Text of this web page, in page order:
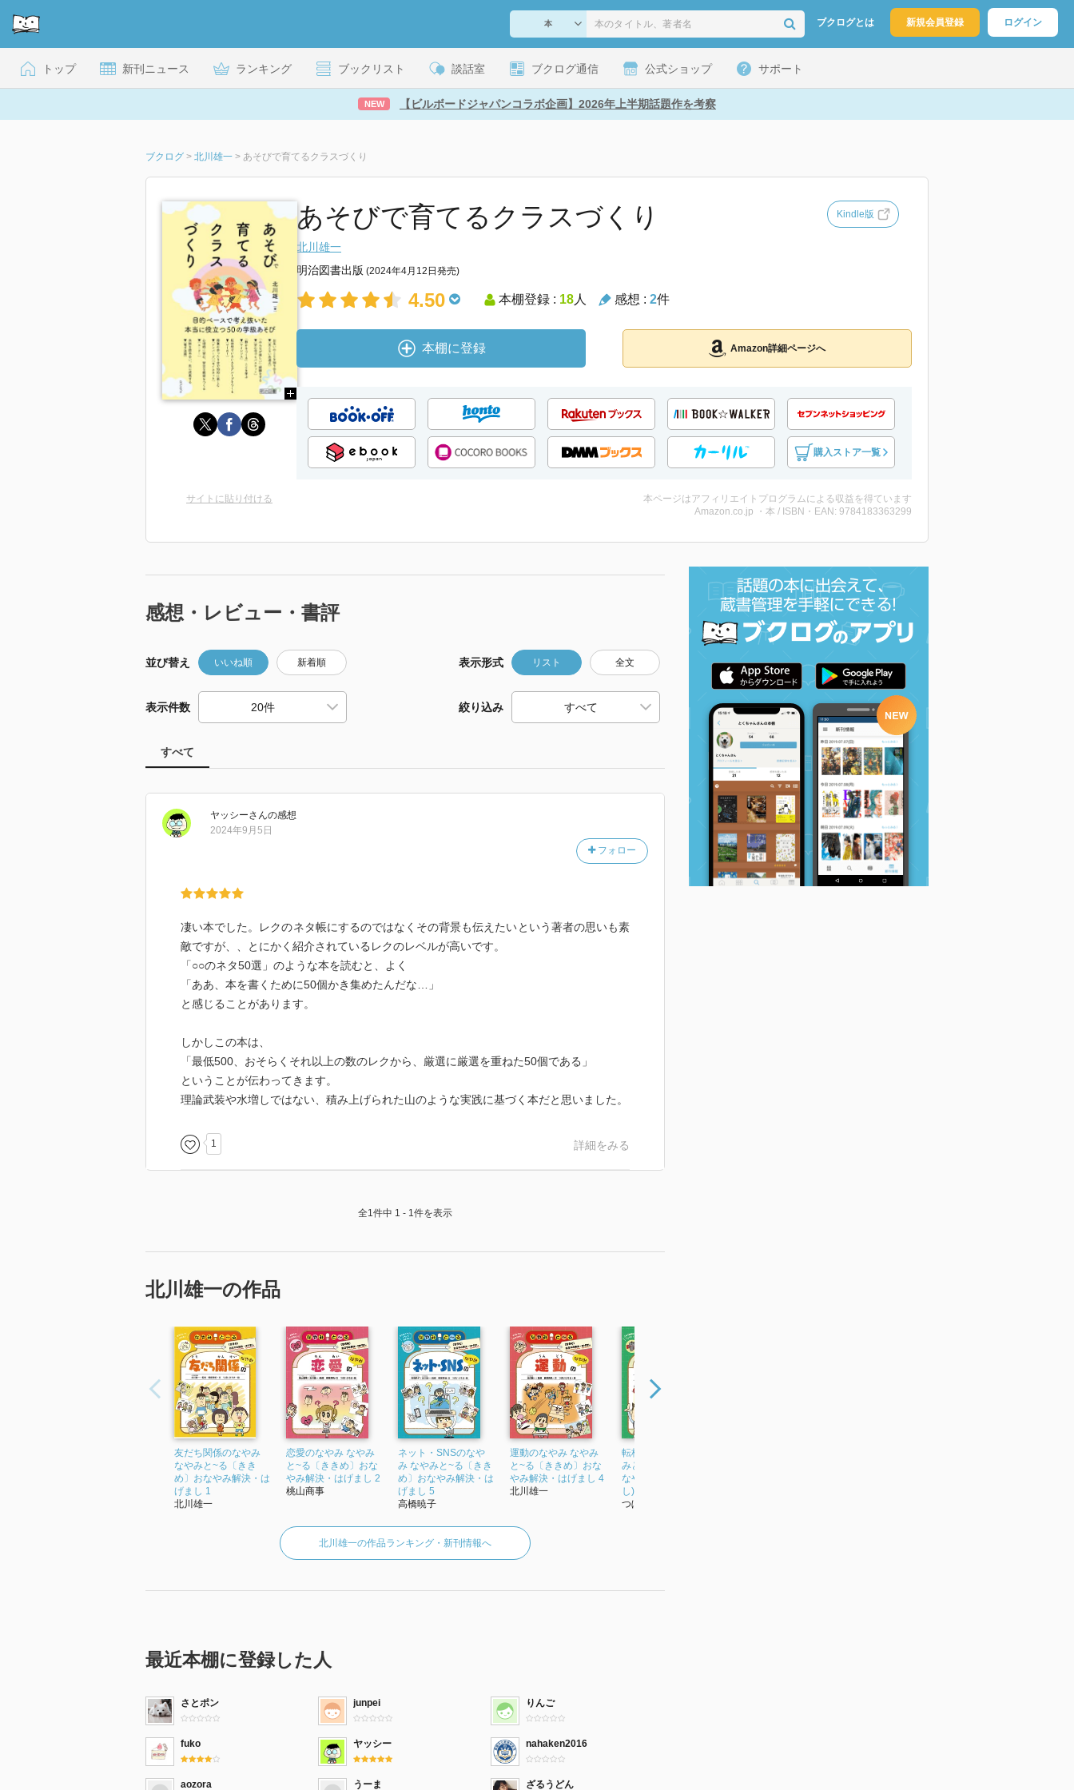
ブクログとは 新規会員登録 ログイン
トップ 新刊ニュース ランキング ブックリスト 談話室 ブクログ通信 公式ショップ サポート
NEW 【ビルボードジャパンコラボ企画】2026年上半期話題作を考察
ブクログ > 北川雄一 > あそびで育てるクラスづくり
あそびで育てるクラスづくり Kindle版
北川雄一
明治図書出版 (2024年4月12日発売)
4.50 本棚登録 : 18人 感想 : 2件
本棚に登録 Amazon詳細ページへ
購入ストア一覧
サイトに貼り付ける
本ページはアフィリエイトプログラムによる収益を得ています
Amazon.co.jp ・本 / ISBN・EAN: 9784183363299
感想・レビュー・書評
並び替え いいね順 新着順 表示形式 リスト 全文
表示件数 絞り込み
すべて
ヤッシーさんの感想
フォロー
2024年9月5日
凄い本でした。レクのネタ帳にするのではなくその背景も伝えたいという著者の思いも素
敵ですが、、とにかく紹介されているレクのレベルが高いです。
「○○のネタ50選」のような本を読むと、よく
「ああ、本を書くために50個かき集めたんだな…」
と感じることがあります。
しかしこの本は、
「最低500、おそらくそれ以上の数のレクから、厳選に厳選を重ねた50個である」
ということが伝わってきます。
理論武装や水増しではない、積み上げられた山のような実践に基づく本だと思いました。
1 詳細をみる
全1件中 1 - 1件を表示
北川雄一の作品
友だち関係のなやみ
なやみと~る〔きき
め〕おなやみ解決・は
げまし 1
北川雄一
恋愛のなやみ なやみ
と~る〔ききめ〕おな
やみ解決・はげまし 2
桃山商事
ネット・SNSのなや
み なやみと~る〔きき
め〕おなやみ解決・は
げまし 5
高橋暁子
運動のなやみ なやみ
と~る〔ききめ〕おな
やみ解決・はげまし 4
北川雄一
転校生のなやみ (なや
みとーる〔ききめ〕お
なやみ解決・はげま
し)
つぼいひろき
北川雄一の作品ランキング・新刊情報へ
最近本棚に登録した人
さとポン junpei りんご
fuko ヤッシー nahaken2016
aozora うーま ざるうどん